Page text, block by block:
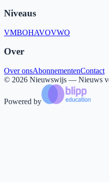
Niveaus
VMBOHAVOVWO
Over
Over onsAbonnementenContact
© 2026 Nieuwswijs — Nieuws
Powered by